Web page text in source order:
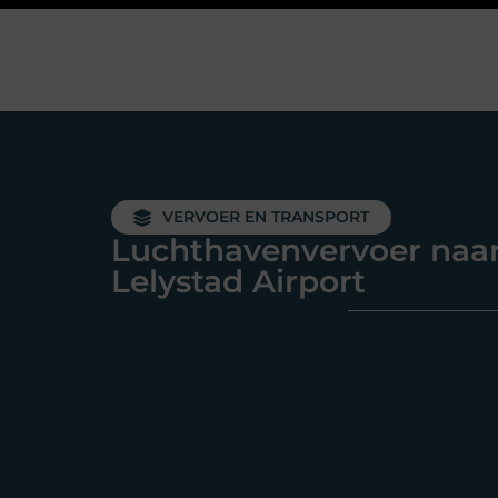
VERVOER EN TRANSPORT
Luchthavenvervoer
Lelystad Airport